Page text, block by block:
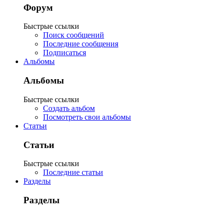
Форум
Быстрые ссылки
Поиск сообщений
Последние сообщения
Подписаться
Альбомы
Альбомы
Быстрые ссылки
Создать альбом
Посмотреть свои альбомы
Статьи
Статьи
Быстрые ссылки
Последние статьи
Разделы
Разделы